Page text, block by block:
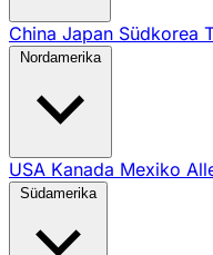
China Japan Südkorea
Nordamerika
USA Kanada Mexiko
Südamerika